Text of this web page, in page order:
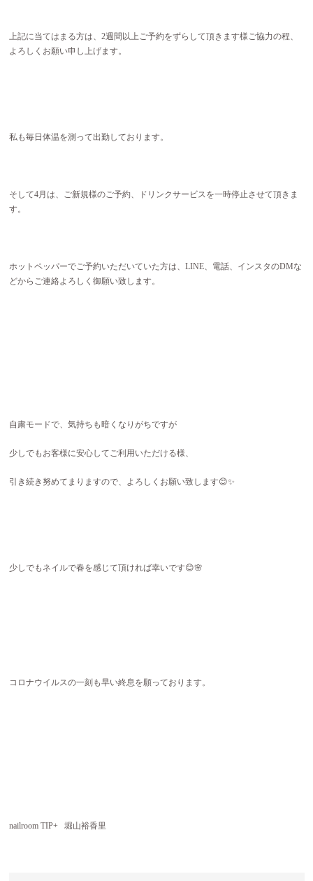
上記に当てはまる方は、2週間以上ご予約をずらして頂きます様ご協力の程、
よろしくお願い申し上げます。
私も毎日体温を測って出勤しております。
そして4月は、ご新規様のご予約、ドリンクサービスを一時停止させて頂きま
す。
ホットペッパーでご予約いただいていた方は、LINE、電話、インスタのDMな
どからご連絡よろしく御願い致します。
自粛モードで、気持ちも暗くなりがちですが
少しでもお客様に安心してご利用いただける様、
引き続き努めてまりますので、よろしくお願い致します😊✨
少しでもネイルで春を感じて頂ければ幸いです😊🌸
コロナウイルスの一刻も早い終息を願っております。
nailroom TIP+ 堀山裕香里